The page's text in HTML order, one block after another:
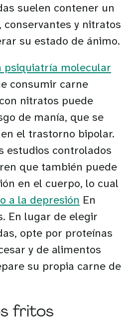
suelen contener un
conservantes y nitratos
su estado de ánimo.
psiquiatría molecular
consumir carne
nitratos puede
de manía, que se
el trastorno bipolar.
estudios controlados
que también puede
en el cuerpo, lo cual
a la depresión En
En lugar de elegir
opte por proteínas
y de alimentos
su propia carne de
fritos